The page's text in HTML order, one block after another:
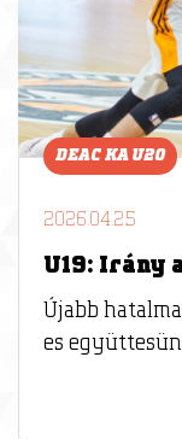
DEAC KA U20
2026.04.25
U19: Irány
Újabb
es